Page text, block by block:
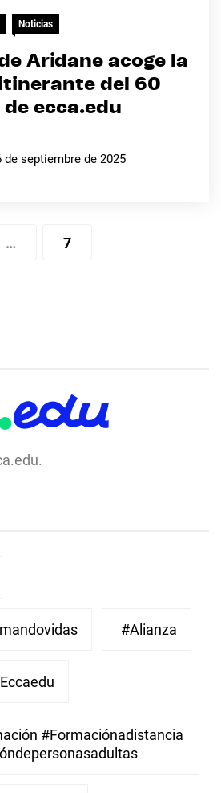
Noticias
Aridane acoge la
del 60
ecca.edu
de septiembre de 2025
… 7
#Alianza
#formaciónadistancia